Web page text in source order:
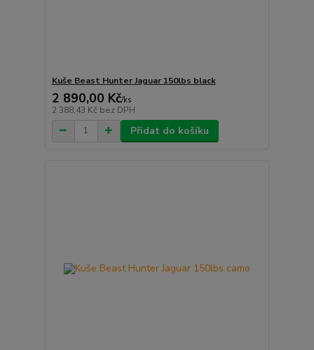
Kuše Beast Hunter Jaguar 150lbs black
2 890,00 Kč/ks
2 388,43 Kč bez DPH
Přidat do košíku